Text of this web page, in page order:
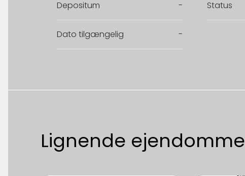
Depositum - Status
Dato tilgængelig -
Lignende ejendomme